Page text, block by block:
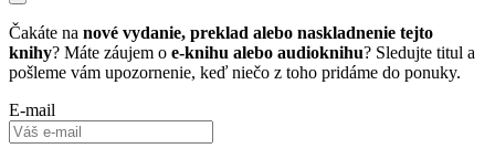
Čakáte na nové vydanie, preklad alebo naskladnenie tejto
knihy? Máte záujem o e-knihu alebo audioknihu? Sledujte titul a
pošleme vám upozornenie, keď niečo z toho pridáme do ponuky.
E-mail